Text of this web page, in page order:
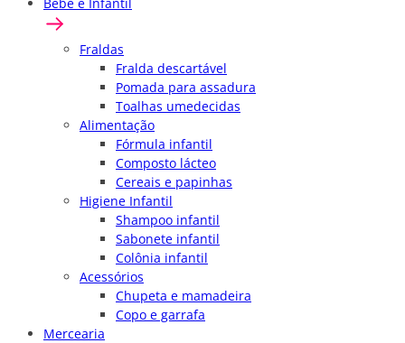
Fraldas
Fralda descartável
Pomada para assadura
Toalhas umedecidas
Alimentação
Fórmula infantil
Composto lácteo
Cereais e papinhas
Higiene Infantil
Shampoo infantil
Sabonete infantil
Colônia infantil
Acessórios
Chupeta e mamadeira
Copo e garrafa
Mercearia